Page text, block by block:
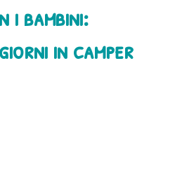
bambini:
in camper